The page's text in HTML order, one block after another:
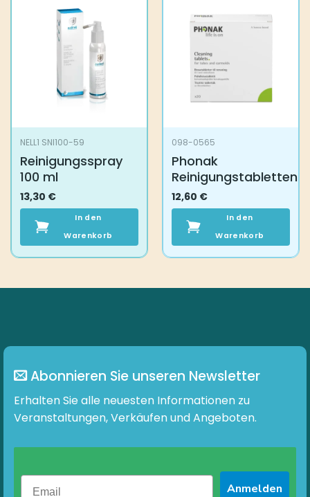
NELL1 SNI100-59
Reinigungsspray
100 ml
13,30 €
In den
Warenkorb
098-0565
Phonak
Reinigungstabletten
12,60 €
In den
Warenkorb
Abonnieren Sie unseren Newsletter
Erhalten Sie alle neuesten Informationen zu
Veranstaltungen, Verkäufen und Angeboten.
Anmelden